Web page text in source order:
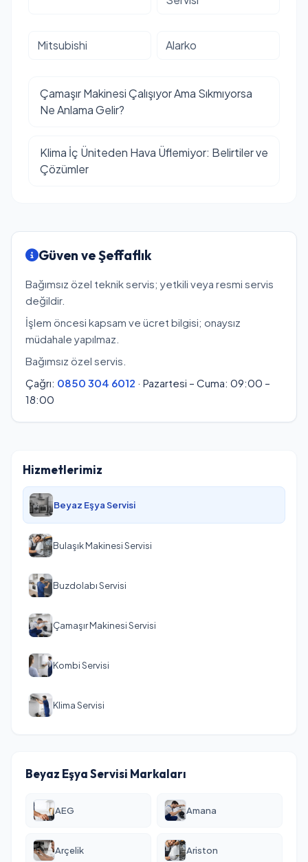
Mitsubishi Alarko
Çamaşır Makinesi Çalışıyor Ama Sıkmıyorsa
Ne Anlama Gelir?
Klima İç Üniteden Hava Üflemiyor: Belirtiler ve
Çözümler
Güven ve Şeffaflık
Bağımsız özel teknik servis; yetkili veya resmi servis
değildir.
İşlem öncesi kapsam ve ücret bilgisi; onaysız
müdahale yapılmaz.
Bağımsız özel servis.
Çağrı: 0850 304 6012 · Pazartesi – Cuma: 09:00 –
18:00
Hizmetlerimiz
Beyaz Eşya Servisi
Bulaşık Makinesi Servisi
Buzdolabı Servisi
Çamaşır Makinesi Servisi
Kombi Servisi
Klima Servisi
Beyaz Eşya Servisi Markaları
AEG Amana
Arçelik Ariston